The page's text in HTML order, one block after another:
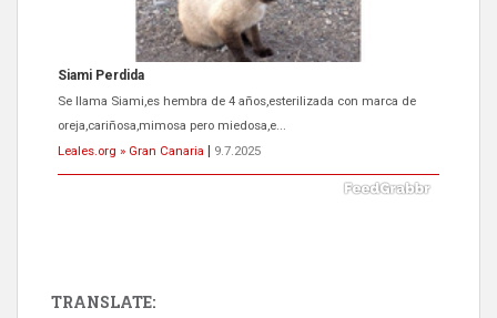
ADOPCIÓN URGENTE GATA TEROR GRAN CANARIA
El ayuntamiento se va a llevar a Los Gatos callejeros de la zona los
próximos días, ella incluida...
Leales.org » Gran Canaria
9.7.2025
TRANSLATE: